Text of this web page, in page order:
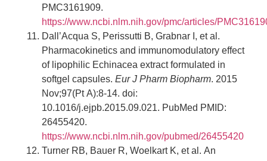
PMC3161909.
https://www.ncbi.nlm.nih.gov/pmc/articles/
Dall’Acqua S, Perissutti B, Grabnar I, et al.
Pharmacokinetics and immunomodulatory effect
of lipophilic Echinacea extract formulated in
softgel capsules. Eur J Pharm Biopharm. 2015
Nov;97(Pt A):8-14. doi:
10.1016/j.ejpb.2015.09.021. PubMed PMID:
26455420.
https://www.ncbi.nlm.nih.gov/pubmed/26455420
Turner RB, Bauer R, Woelkart K, et al. An